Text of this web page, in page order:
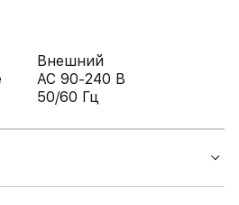
Внешний
AC 90-240 В
50/60 Гц